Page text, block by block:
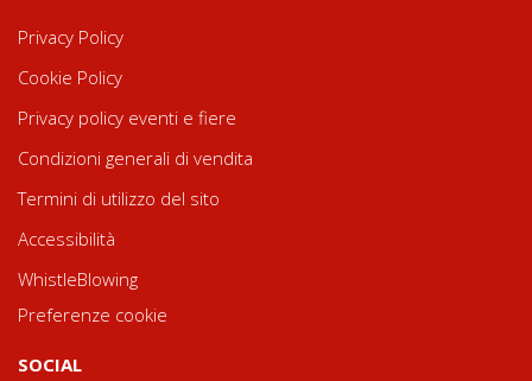
Privacy Policy
Cookie Policy
Privacy policy eventi e fiere
Condizioni generali di vendita
Termini di utilizzo del sito
Accessibilità
WhistleBlowing
Preferenze cookie
SOCIAL